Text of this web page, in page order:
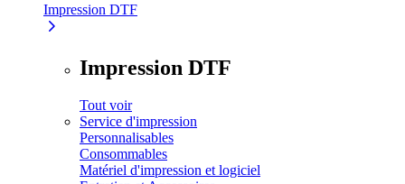
Impression DTF
Impression DTF
Tout voir
Service d'impression
Personnalisables
Consommables
Matériel d'impression et logiciel